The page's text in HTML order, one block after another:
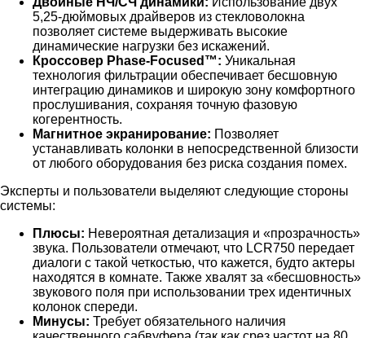
5,25-дюймовых драйверов из стекловолокна
позволяет системе выдерживать высокие
динамические нагрузки без искажений.
Кроссовер Phase-Focused™: Уникальная
технология фильтрации обеспечивает бесшовную
интеграцию динамиков и широкую зону комфортного
прослушивания, сохраняя точную фазовую
когерентность.
Магнитное экранирование: Позволяет
устанавливать колонки в непосредственной близости
от любого оборудования без риска создания помех.
Эксперты и пользователи выделяют следующие стороны
системы:
Плюсы: Невероятная детализация и «прозрачность»
звука. Пользователи отмечают, что LCR750 передает
диалоги с такой четкостью, что кажется, будто актеры
находятся в комнате. Также хвалят за «бесшовность»
звукового поля при использовании трех идентичных
колонок спереди.
Минусы: Требует обязательного наличия